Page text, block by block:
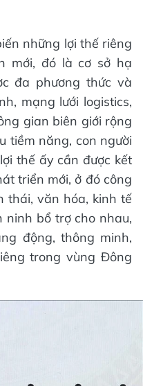
những lợi thế riêng
mới, đó là cơ sở hạ
đa phương thức và
mạng lưới logistics,
gian biên giới rộng
tiềm năng, con người
thế ấy cần được kết
triển mới, ở đó công
thái, văn hóa, kinh tế
ninh bổ trợ cho nhau,
động, thông minh,
trong vùng Đông